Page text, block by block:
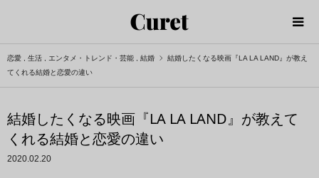
恋愛 生活 エンタメ・トレンド・芸能 結婚
結婚したくなる映画『LA LA LAND』が教え
てくれる結婚と恋愛の違い
結婚したくなる映画『LA LA LAND』が教えて
くれる結婚と恋愛の違い
2020.02.20